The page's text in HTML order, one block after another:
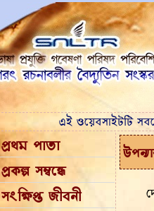
এই ওয়েবসাইটটি
প্রথম পাতা
প্রকল্প সম্বন্ধে
সংক্ষিপ্ত জীবনী